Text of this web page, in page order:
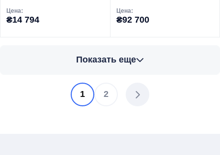
Цена:
₴14 794
GROHE
Комплекты
Для кухни
Цена:
₴92 700
Торговая марка
Страна бренда
Показать еще
1 2